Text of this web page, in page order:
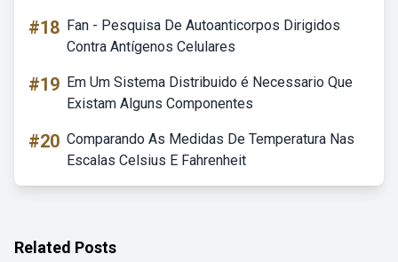
#18 Fan - Pesquisa De Autoanticorpos Dirigidos
Contra Antígenos Celulares
#19 Em Um Sistema Distribuido é Necessario Que
Existam Alguns Componentes
#20 Comparando As Medidas De Temperatura Nas
Escalas Celsius E Fahrenheit
Related Posts